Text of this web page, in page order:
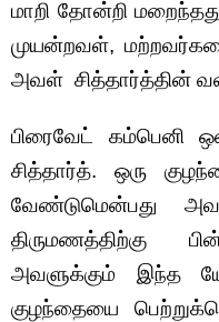
மாறி தோன்றி
முயன்றவள்,
அவள் சித்தார்த்தின்
பிரைவேட் கம்பெனி
சித்தார்த். ஒரு
வேண்டுமென்பது
திருமணத்திற்கு
அவளுக்கும் இந்த
குழந்தையை